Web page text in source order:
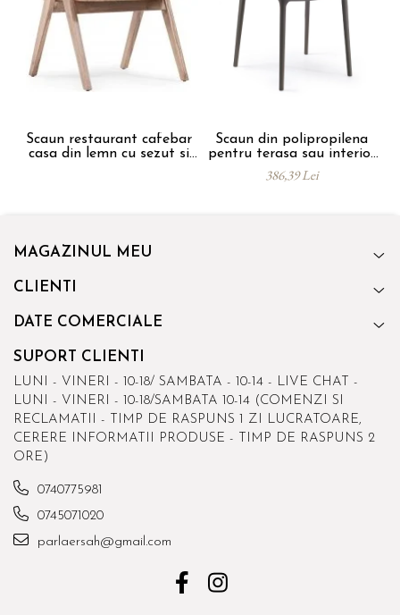
Scaun restaurant cafebar
casa din lemn cu sezut si
Scaun din polipropilena
pentru terasa sau interior
JOY
386,39 Lei
MAGAZINUL MEU
CLIENTI
DATE COMERCIALE
SUPORT CLIENTI
LUNI - VINERI - 10-18/ SAMBATA - 10-14 - LIVE CHAT -
LUNI - VINERI - 10-18/SAMBATA 10-14 (COMENZI SI
RECLAMATII - TIMP DE RASPUNS 1 ZI LUCRATOARE,
CERERE INFORMATII PRODUSE - TIMP DE RASPUNS 2
ORE)
0740775981
0745071020
parlaersah@gmail.com